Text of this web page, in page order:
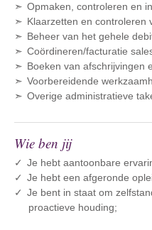
Opmaken, controleren en
Klaarzetten en controleren
Beheer van het gehele
Coördineren/facturatie
Boeken van afschrijvingen
Voorbereidende
Overige administratieve
Wie ben jij
Je hebt aantoonbare
Je hebt een afgeronde
Je bent in staat om
proactieve houding;